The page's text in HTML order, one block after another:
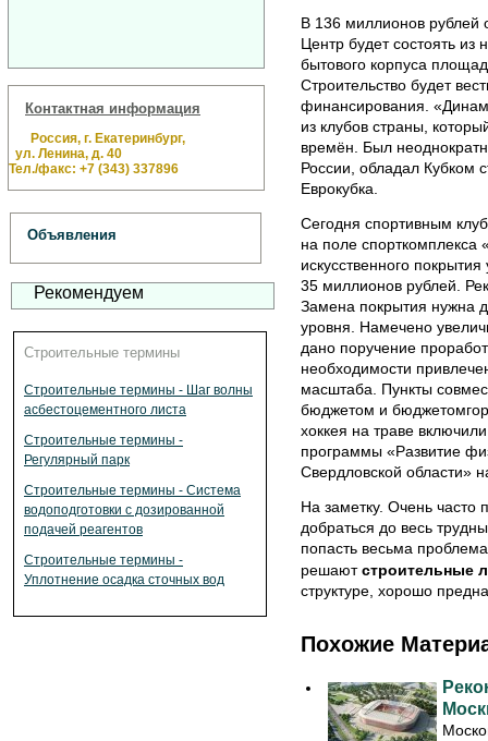
Контактная информация
Россия, г. Екатеринбург,
ул. Ленина, д. 40
Тел./факс: +7 (343) 337896
Объявления
Рекомендуем
Строительные термины
Строительные термины - Шаг волны
асбестоцементного листа
Строительные термины -
Регулярный парк
Строительные термины - Система
водоподготовки с дозированной
подачей реагентов
Строительные термины -
Уплотнение осадка сточных вод
В 136 миллионов рублей
Центр будет состоять из
бытового корпуса
Строительство будет
финансирования.
из клубов страны,
времён. Был
России, обладал Кубком
Еврокубка.
Сегодня спортивным
на поле спорткомплекса
искусственного
35 миллионов рублей.
Замена покрытия нужна
уровня. Намечено
дано поручение
необходимости
масштаба. Пункты
бюджетом и
хоккея на траве
программы «Развитие
Свердловской области»
На заметку. Очень часто
добраться до весь
попасть весьма
решаютстроительные
структуре, хорошо
Похожие